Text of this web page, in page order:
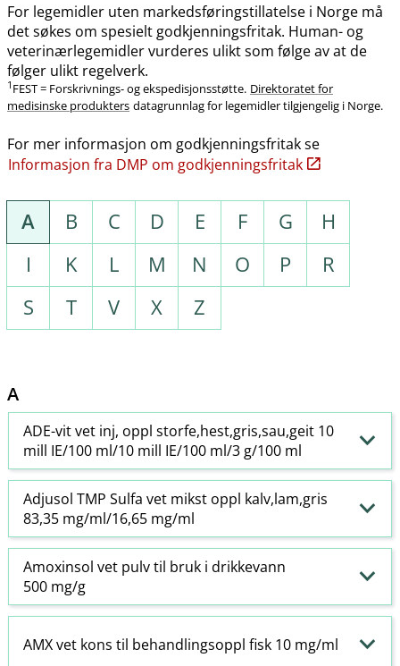
For legemidler uten markedsføringstillatelse i Norge må
det søkes om spesielt godkjenningsfritak. Human- og
veterinærlegemidler vurderes ulikt som følge av at de
følger ulikt regelverk.
1 FEST = Forskrivnings- og ekspedisjonsstøtte. Direktoratet for
medisinske produkters datagrunnlag for legemidler tilgjengelig i Norge.
For mer informasjon om godkjenningsfritak se
Informasjon fra DMP om godkjenningsfritak
A B C D E F G
H
I
K L M N O P
R
S
T V X Z
A
ADE-vit vet inj, oppl storfe,hest,gris,sau,geit 10
mill IE/100 ml/10 mill IE/100 ml/3 g/100 ml
Adjusol TMP Sulfa vet mikst oppl kalv,lam,gris
83,35 mg/ml/16,65 mg/ml
Amoxinsol vet pulv til bruk i drikkevann
500 mg/g
AMX vet kons til behandlingsoppl fisk 10 mg/ml